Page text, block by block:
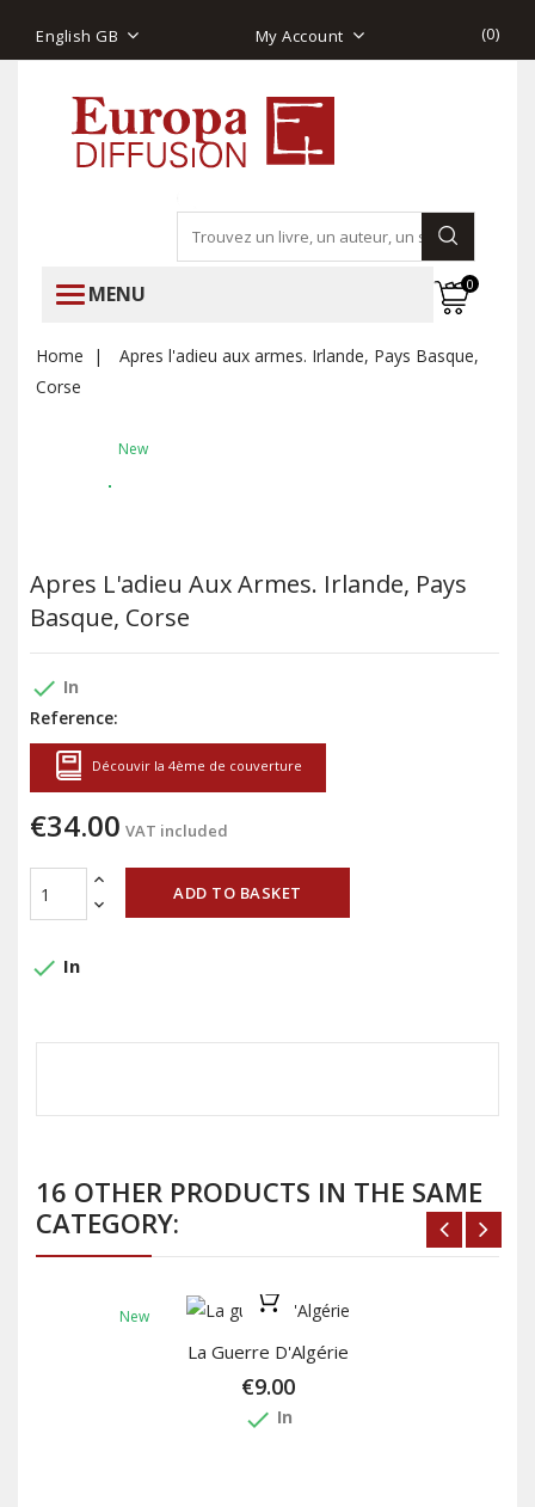
English GB My Account (0)
MENU 0
Home
Apres l'adieu aux armes. Irlande, Pays Basque,
Corse
New
Apres L'adieu Aux Armes. Irlande, Pays
Basque, Corse
done In
Reference:
Découvir la 4ème de couverture
€34.00 VAT included
ADD TO BASKET
done In
16 OTHER PRODUCTS IN THE SAME
CATEGORY:
New
La Guerre D'Algérie
€9.00
done In